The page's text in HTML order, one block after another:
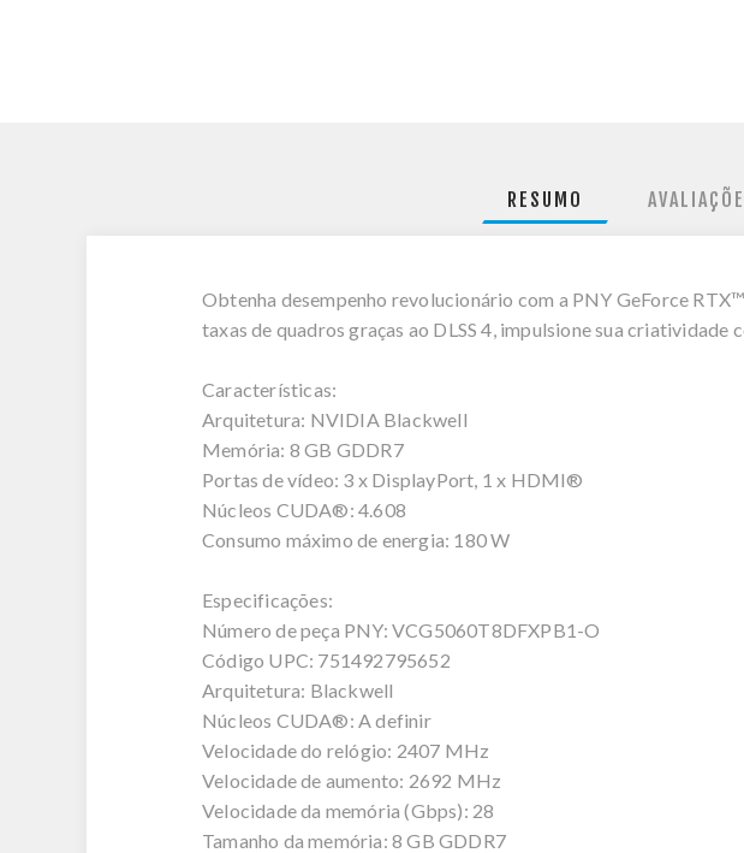
RESUMO
Obtenha desempenho revolucionário com a PNY GeForce
taxas de quadros graças ao DLSS 4, impulsione sua
Características:
Arquitetura: NVIDIA Blackwell
Memória: 8 GB GDDR7
Portas de vídeo: 3 x DisplayPort, 1 x HDMI®
Núcleos CUDA®: 4.608
Consumo máximo de energia: 180 W
Especificações:
Número de peça PNY: VCG5060T8DFXPB1-O
Código UPC: 751492795652
Arquitetura: Blackwell
Núcleos CUDA®: A definir
Velocidade do relógio: 2407 MHz
Velocidade de aumento: 2692 MHz
Velocidade da memória (Gbps): 28
Tamanho da memória: 8 GB GDDR7